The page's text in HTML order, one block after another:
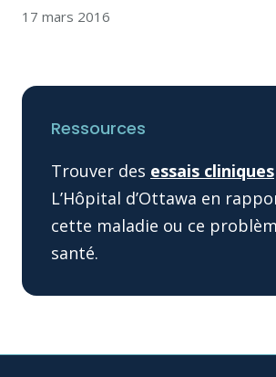
17 mars 2016
Ressources
Trouver des essais cliniques
L’Hôpital d’Ottawa en
cette maladie ou ce
santé.